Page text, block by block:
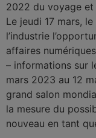
2022 du voyage et
Le jeudi 17 mars,
l’industrie
affaires
– informations sur
mars 2023 au 12
grand salon
la mesure du
nouveau en tant